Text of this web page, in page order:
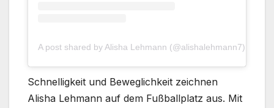
A post shared by Alisha Lehmann (@alishalehmann7)
Schnelligkeit und Beweglichkeit zeichnen
Alisha Lehmann auf dem Fußballplatz aus. Mit